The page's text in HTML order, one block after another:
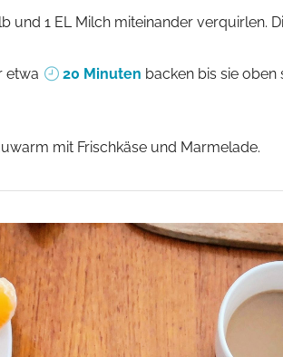
und 1 EL Milch miteinander verquirlen.
etwa 20 Minuten backen bis sie
mit Frischkäse und Marmelade.